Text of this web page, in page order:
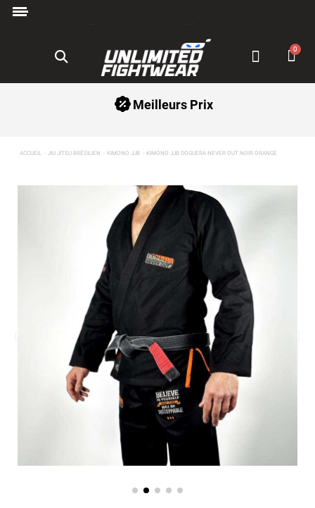
Meilleurs Prix
ACCUEIL JIU JITSU BRÉSILIEN KIMONO JJB KIMONO JJB DOGUERA NEVER OUT NOIR ORANGE